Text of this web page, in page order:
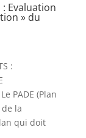
Evaluation
» du
:
PADE (Plan
la
qui doit